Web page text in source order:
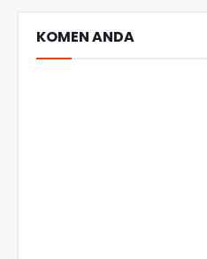
KOMEN ANDA